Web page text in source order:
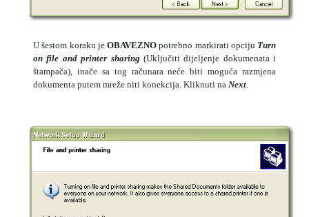
U šestom koraku je OBAVEZNO potrebno markirati opciju Turn
on file and printer sharing (Uključiti dijeljenje dokumenata i
štampača), inače sa tog računara neće biti moguća razmjena
dokumenta putem mreže niti konekcija. Kliknuti na Next